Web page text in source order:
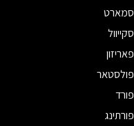
סמארט
סקייוול
פאריזון
פולסטאר
פורד
פורתינג